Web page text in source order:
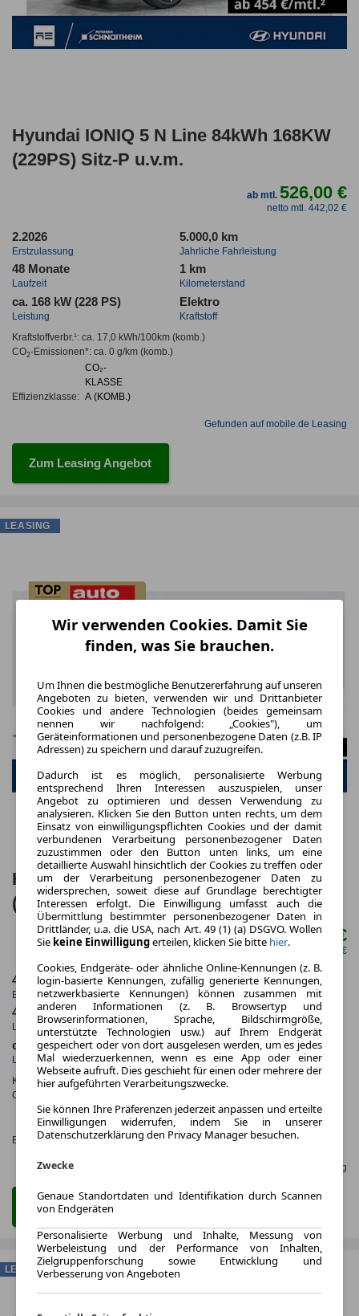
Hyundai IONIQ 5 N Line 84kWh 168KW
(229PS) Sitz-P u.v.m.
ab mtl.526,00 €
netto mtl. 442,02 €
2.2026
Erstzulassung
5.000,0 km
Jahrliche Fahrleistung
48 Monate
Laufzeit
1 km
Kilometerstand
ca. 168 kW (228 PS)
Leistung
Elektro
Kraftstoff
Kraftstoffverbr.¹: ca. 17,0 kWh/100km(komb.)
CO2-Emissionen*: ca. 0 g/km(komb.)
Effizienzklasse:
CO₂-
KLASSE
A (KOMB.)
Gefunden auf mobile.de Leasing
Zum Leasing Angebot
Hyundai IONIQ 5 N Line 84kWh 168KW
(229PS) 2WD Wärmep.
ab mtl.536,00 €
netto mtl. 450,42 €
4.2026
Erstzulassung
5.000,0 km
Jahrliche Fahrleistung
48 Monate
Laufzeit
15 km
Kilometerstand
ca. 168 kW (228 PS)
Leistung
Elektro
Kraftstoff
Kraftstoffverbr.¹: ca. 17,0 kWh/100km(komb.)
CO
Effizienzklasse:
CO₂-
KLASSE
A (KOMB.)
Gefunden auf mobile.de Leasing
Zum Leasing Angebot
LEASING
LEASING
Wir verwenden Cookies. Damit Sie
finden, was Sie brauchen.
Um Ihnen die bestmögliche Benutzererfahrung auf unseren
Angeboten zu bieten, verwenden wir und Drittanbieter
Cookies und andere Technologien (beides gemeinsam
nennen wir nachfolgend: „Cookies"), um
Geräteinformationen und personenbezogene Daten (z.B. IP
Adressen) zu speichern und darauf zuzugreifen.
Dadurch ist es möglich, personalisierte Werbung
entsprechend Ihren Interessen auszuspielen, unser
Angebot zu optimieren und dessen Verwendung zu
analysieren. Klicken Sie den Button unten rechts, um dem
Einsatz von einwilligungspflichten Cookies und der damit
verbundenen Verarbeitung personenbezogener Daten
zuzustimmen oder den Button unten links, um eine
detaillierte Auswahl hinsichtlich der Cookies zu treffen oder
um der Verarbeitung personenbezogener Daten zu
widersprechen, soweit diese auf Grundlage berechtigter
Interessen erfolgt. Die Einwilligung umfasst auch die
Übermittlung bestimmter personenbezogener Daten in
Drittländer, u.a. die USA, nach Art. 49 (1) (a) DSGVO. Wollen
Sie keine Einwilligungerteilen, klicken Sie bitte hier.
Cookies, Endgeräte- oder ähnliche Online-Kennungen (z. B.
login-basierte Kennungen, zufällig generierte Kennungen,
netzwerkbasierte Kennungen) können zusammen mit
anderen Informationen (z. B. Browsertyp und
Browserinformationen, Sprache, Bildschirmgröße,
unterstützte Technologien usw.) auf Ihrem Endgerät
gespeichert oder von dort ausgelesen werden, um es jedes
Mal wiederzuerkennen, wenn es eine App oder einer
Webseite aufruft. Dies geschieht für einen oder mehrere der
hier aufgeführten Verarbeitungszwecke.
Sie können Ihre Präferenzen jederzeit anpassen und erteilte
Einwilligungen widerrufen, indem Sie in unserer
Datenschutzerklärung den Privacy Manager besuchen.
Zwecke
Genaue Standortdaten und Identifikation durch Scannen
von Endgeräten
Personalisierte Werbung und Inhalte, Messung von
Werbeleistung und der Performance von Inhalten,
Zielgruppenforschung sowie Entwicklung und
Verbesserung von Angeboten